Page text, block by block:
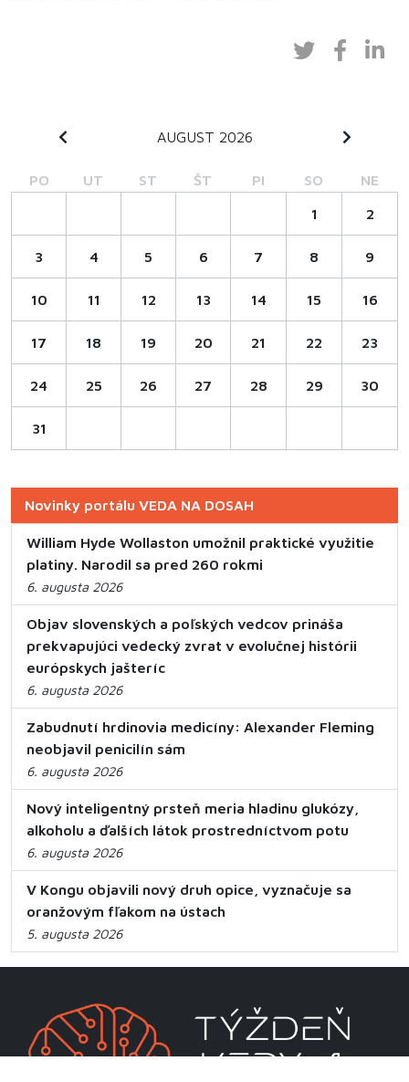
AUGUST 2026
PO UT ST ŠT PI SO NE
1 2
3 4 5 6 7 8 9
10 11 12 13 14 15 16
17 18 19 20 21 22 23
24 25 26 27 28 29 30
31
Novinky portálu VEDA NA DOSAH
William Hyde Wollaston umožnil praktické využitie
platiny. Narodil sa pred 260 rokmi
6. augusta 2026
Objav slovenských a poľských vedcov prináša
prekvapujúci vedecký zvrat v evolučnej histórii
európskych jašteríc
6. augusta 2026
Zabudnutí hrdinovia medicíny: Alexander Fleming
neobjavil penicilín sám
6. augusta 2026
Nový inteligentný prsteň meria hladinu glukózy,
alkoholu a ďalších látok prostredníctvom potu
6. augusta 2026
V Kongu objavili nový druh opice, vyznačuje sa
oranžovým fľakom na ústach
5. augusta 2026